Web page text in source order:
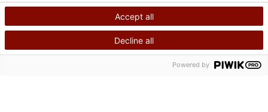
©2026 Shriners International Copyright
RUFEN SIE UNS AN SUCHEN
Accept all
Decline all
Powered by